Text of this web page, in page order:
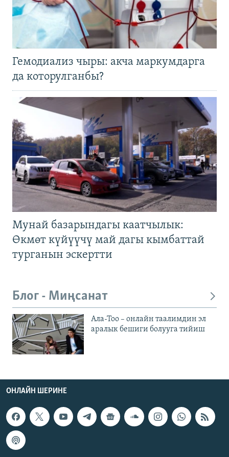
Гемодиализ чыры: акча маркумдарга
да которулганбы?
Мунай базарындагы каатчылык:
Өкмөт күйүүчү май дагы кымбаттай
турганын эскертти
Блог - Миңсанат
Ала-Тоо – онлайн таалимдин эл
аралык бешиги болууга тийиш
ОНЛАЙН ШЕРИНЕ